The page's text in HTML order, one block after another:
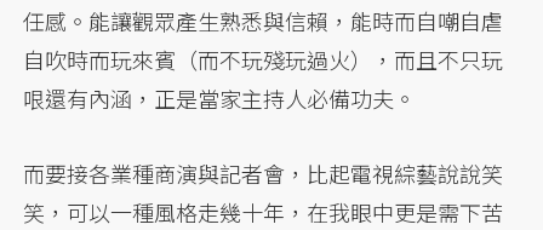
任感。能讓觀眾產生熟悉與信賴，能時而自嘲自虐
自吹時而玩來賓（而不玩殘玩過火），而且不只玩
哏還有內涵，正是當家主持人必備功夫。
而要接各業種商演與記者會，比起電視綜藝說說笑
笑，可以一種風格走幾十年，在我眼中更是需下苦